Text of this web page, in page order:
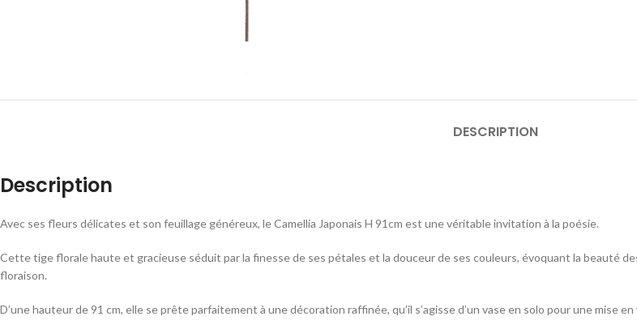
DESCRIPTION
Description
Avec ses fleurs délicates et son feuillage généreux, le Camellia Japonais H 91cm est une véritable invitation à la poésie.
Cette tige florale haute et gracieuse séduit par la finesse de ses pétales et la douceur de ses couleurs, évoquant la beauté
floraison.
D’une hauteur de 91 cm, elle se prête parfaitement à une décoration raffinée, qu’il s’agisse d’un vase en solo pour une mise